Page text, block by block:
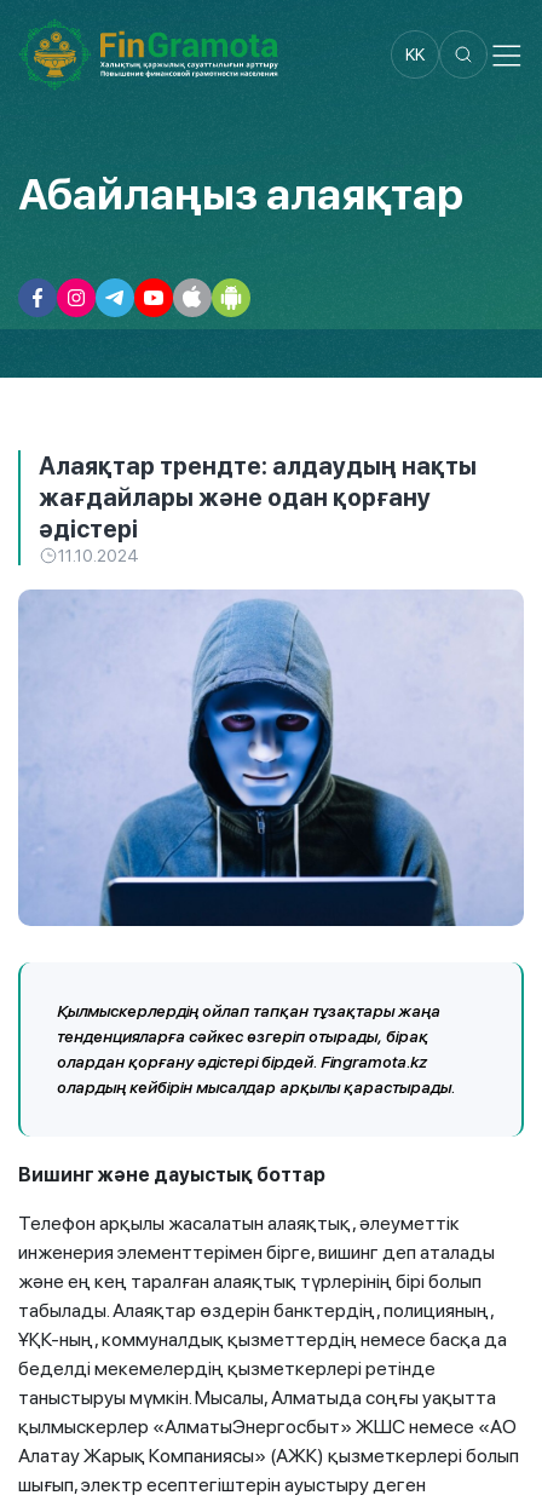
KK
Абайлаңыз алаяқтар
Алаяқтар трендте: алдаудың нақты
жағдайлары және одан қорғану
әдістері
11.10.2024
Қылмыскерлердің ойлап тапқан тұзақтары жаңа
тенденцияларға сәйкес өзгеріп отырады, бірақ
олардан қорғану әдістері бірдей. Fingramota.kz
олардың кейбірін мысалдар арқылы қарастырады.
Вишинг және дауыстық боттар
Телефон арқылы жасалатын алаяқтық, әлеуметтік
инженерия элементтерімен бірге, вишинг деп аталады
және ең кең таралған алаяқтық түрлерінің бірі болып
табылады. Алаяқтар өздерін банктердің, полицияның,
ҰҚК-ның, коммуналдық қызметтердің немесе басқа да
беделді мекемелердің қызметкерлері ретінде
таныстыруы мүмкін. Мысалы, Алматыда соңғы уақытта
қылмыскерлер «АлматыЭнергосбыт» ЖШС немесе «АО
Алатау Жарық Компаниясы» (АЖК) қызметкерлері болып
шығып, электр есептегіштерін ауыстыру деген